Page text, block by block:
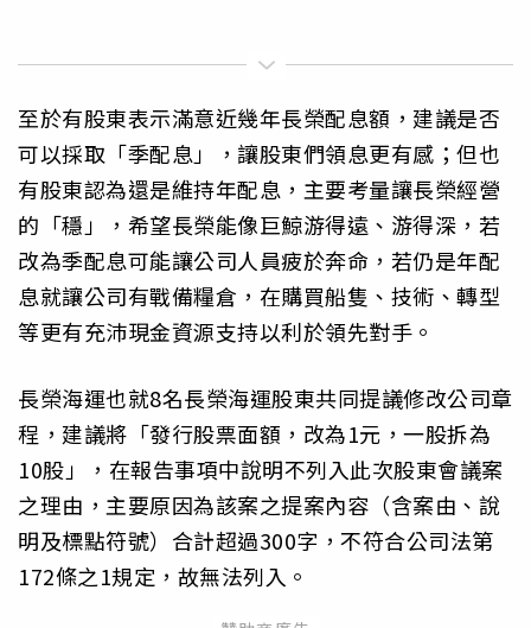
至於有股東表示滿意近幾年長榮配息額，建議是否
可以採取「季配息」，讓股東們領息更有感；但也
有股東認為還是維持年配息，主要考量讓長榮經營
的「穩」，希望長榮能像巨鯨游得遠、游得深，若
改為季配息可能讓公司人員疲於奔命，若仍是年配
息就讓公司有戰備糧倉，在購買船隻、技術、轉型
等更有充沛現金資源支持以利於領先對手。
長榮海運也就8名長榮海運股東共同提議修改公司章
程，建議將「發行股票面額，改為1元，一股拆為
10股」，在報告事項中說明不列入此次股東會議案
之理由，主要原因為該案之提案內容（含案由、說
明及標點符號）合計超過300字，不符合公司法第
172條之1規定，故無法列入。